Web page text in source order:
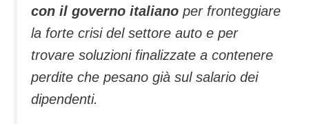
con il governo italiano per fronteggiare
la forte crisi del settore auto e per
trovare soluzioni finalizzate a contenere
perdite che pesano già sul salario dei
dipendenti.